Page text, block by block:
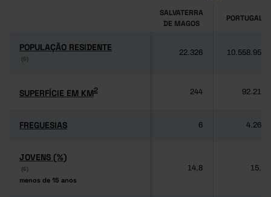
SALVATERRA
DE MAGOS
PORTUGAL
POPULAÇÃO RESIDENTE
(6)
POPULAÇÃO RESIDENTE
(6)
22.326 10.558.950
SUPERFÍCIE EM KM2
SUPERFÍCIE EM KM2 244 92.212
FREGUESIAS
FREGUESIAS 6 4.260
JOVENS (%)
(6)
menos de 15 anos
JOVENS (%)
(6)
menos de 15 anos
14,8 15,0